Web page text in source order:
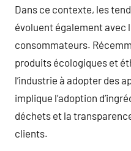
Dans ce contexte, les
évoluent également avec
consommateurs.
produits écologiques et
l’industrie à adopter des
implique l’adoption
déchets et la
clients.